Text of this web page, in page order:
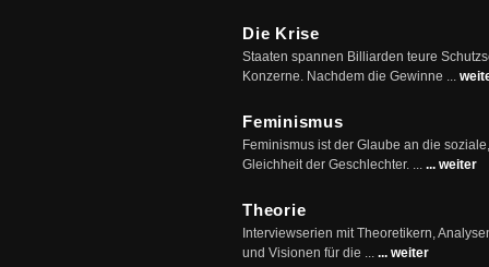
Die Krise
Staaten spannen Billiarden teure
Konzerne. Nachdem die Gewinne ...
Feminismus
Feminismus ist der Glaube an die
Gleichheit der Geschlechter. ... ... weiter
Theorie
Interviewserien mit Theoretikern,
und Visionen für die ... ... weiter